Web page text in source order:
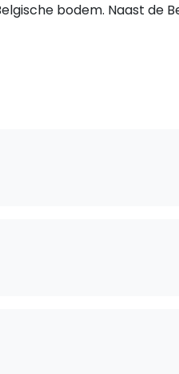
bodem. Naast de